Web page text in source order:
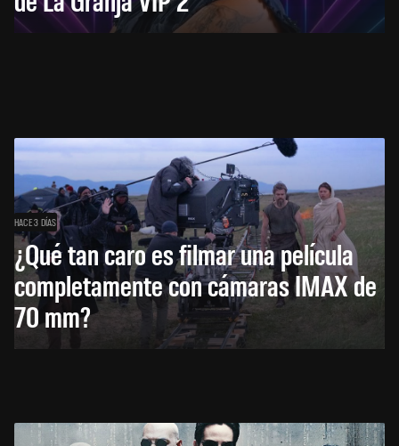
HACE 3 DÍAS
¿Qué tan caro es filmar una película
completamente con cámaras IMAX de
70 mm?